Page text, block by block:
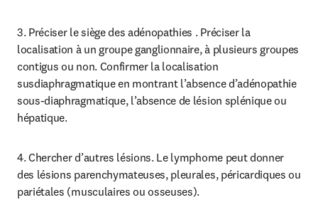
3. Préciser le siège des adénopathies . Préciser la
localisation à un groupe ganglionnaire, à plusieurs groupes
contigus ou non. Confirmer la localisation
susdiaphragmatique en montrant l’absence d’adénopathie
sous-diaphragmatique, l’absence de lésion splénique ou
hépatique.
4. Chercher d’autres lésions. Le lymphome peut donner
des lésions parenchymateuses, pleurales, péricardiques ou
pariétales (musculaires ou osseuses).